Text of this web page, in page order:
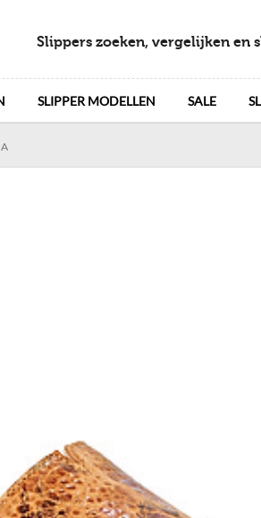
Slippers zoeken, vergelijken en
SLIPPER MODELLEN SALE